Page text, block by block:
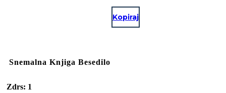
Kopiraj
Snemalna Knjiga Besedilo
Zdrs: 1